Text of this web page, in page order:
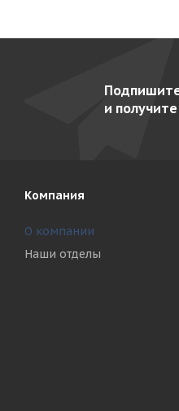
и
Компания
О компании
Наши отделы